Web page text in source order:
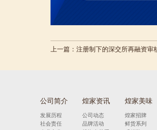
上一篇： 注册制下的深交所再融资审
公司简介
发展历程
社会责任
煌家资讯
公司动态
品牌活动
煌家美味
煌家招牌
鲜货系列